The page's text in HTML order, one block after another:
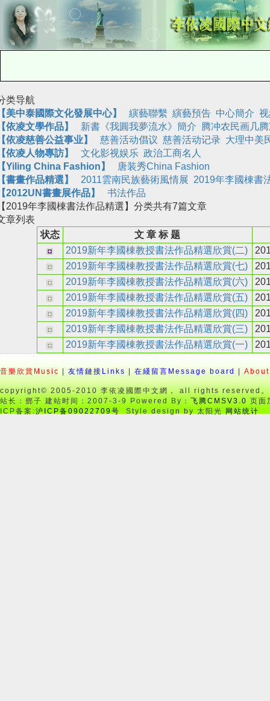
类导航
美中泰國際文化發展中心】
縯藝聯繫 縯藝預告 中心簡介
依凌文學作品】
新書《我圓我夢流水》簡介
腾冲农民画几
依凌慈善公益事业】
慈善活动倡议 慈善活动记录 大理中美
依凌人物專訪】
文化影视娱乐 政治工商名人
Yiling China Fashion】
唐装秀China Fashion
書畫作品精選 】 2011雲南民族藝術風情展 2019年李國棟書
2012UN書畫展作品】
书法作品
2019年李國棟書法作品精選】 分类共有7篇文章
章列表
状态
文 章 标 题
2019新年李國棟教授書法作品精選欣賞(二)
2019新年李國棟教授書法作品精選欣賞(七)
2019新年李國棟教授書法作品精選欣賞(六)
2019新年李國棟教授書法作品精選欣賞(五)
2019新年李國棟教授書法作品精選欣賞(四)
2019新年李國棟教授書法作品精選欣賞(三)
2019新年李國棟教授書法作品精選欣賞(一)
音樂欣賞Music 友情鏈接Links 在綫留言Message board
copyright© 2005-2010 李依凌國際中文網， all rights reserved。
站长：鄧子 建站时间：2007-3-9 Powered By：飞腾CMSV3.0页面
ICP备案:沪ICP备09022709号 Style design by 太阳光 网站统计